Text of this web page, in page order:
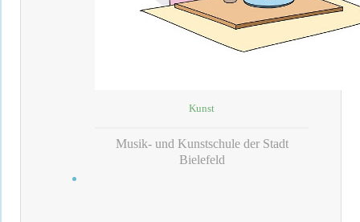
Kunst
Musik- und Kunstschule der Stadt
Bielefeld